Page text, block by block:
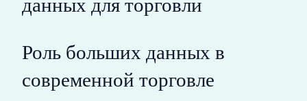
данных для торговли
Роль больших данных в
современной торговле